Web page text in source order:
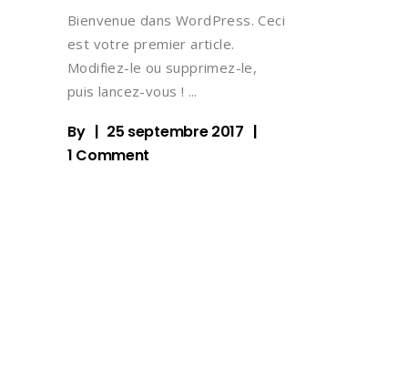
Bienvenue dans WordPress. Ceci
est votre premier article.
Modifiez-le ou supprimez-le,
puis lancez-vous !
By
25 septembre 2017
1 Comment